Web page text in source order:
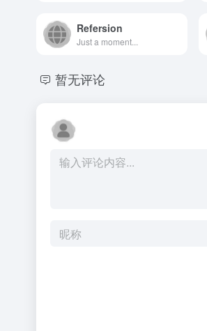
Refersion
Just a moment...
暂无评论